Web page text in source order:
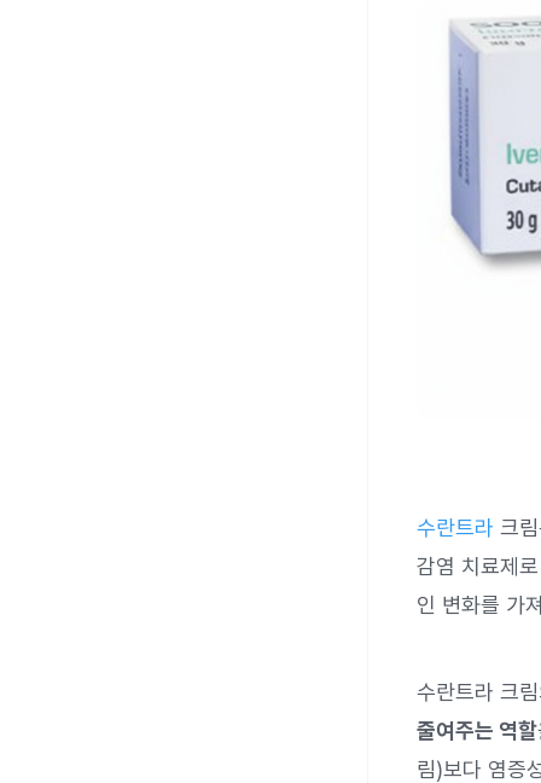
수란트라 크
감염 치료제
인 변화를 가
수란트라 크
줄여주는 역할
림)보다 염증